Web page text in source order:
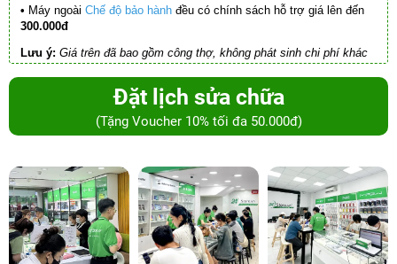
• Máy ngoài Chế độ bảo hành đều có chính sách hỗ trợ giá lên đến
300.000đ
Lưu ý: Giá trên đã bao gồm công thợ, không phát sinh chi phí khác
Đặt lịch sửa chữa
(Tặng Voucher 10% tối đa 50.000đ)